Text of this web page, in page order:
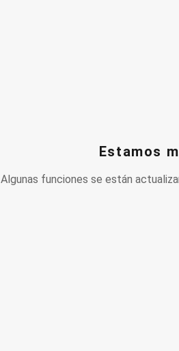
Estamos
Algunas funciones se están